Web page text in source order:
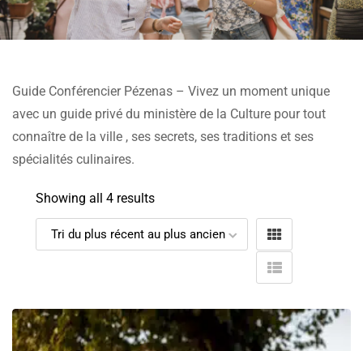
Guide Conférencier Pézenas – Vivez un moment unique
avec un guide privé du ministère de la Culture pour tout
connaître de la ville , ses secrets, ses traditions et ses
spécialités culinaires.
Showing all 4 results